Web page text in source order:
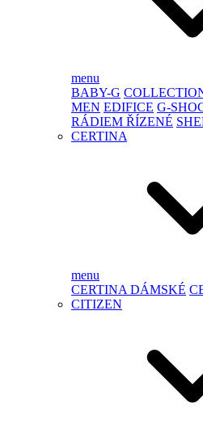
menu
BABY-G
MEN EDIFICE G-
RÁDIEM ŘÍZENÉ
CERTINA
menu
CERTINA DÁMSKÉ
CITIZEN